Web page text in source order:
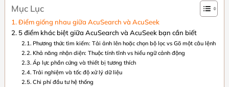
Mục Lục
Điểm giống nhau giữa AcuSearch và AcuSeek
5 điểm khác biệt giữa AcuSearch và AcuSeek bạn cần biết
Phương thức tìm kiếm: Tải ảnh lên hoặc chọn bộ lọc vs Gõ một câu lệnh
Khả năng nhận diện: Thuộc tính tĩnh vs hiểu ngữ cảnh động
Áp lực phần cứng và thiết bị tương thích
Trải nghiệm và tốc độ xử lý dữ liệu
Chi phí đầu tư hệ thống